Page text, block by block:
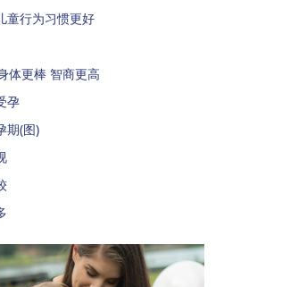
童行为习惯更好
体更棒 智商更高
孕
期(图)